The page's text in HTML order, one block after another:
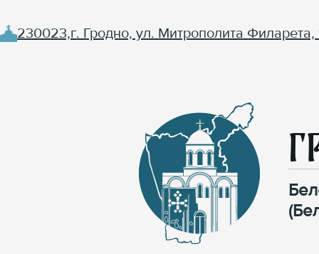
230023,г. Гродно, ул. Митрополита Филарета,